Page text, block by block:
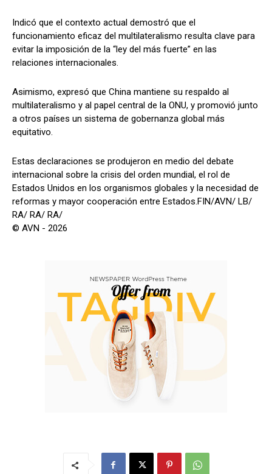
Indicó que el contexto actual demostró que el
funcionamiento eficaz del multilateralismo resulta clave para
evitar la imposición de la “ley del más fuerte” en las
relaciones internacionales.
Asimismo, expresó que China mantiene su respaldo al
multilateralismo y al papel central de la ONU, y promovió junto
a otros países un sistema de gobernanza global más
equitativo.
Estas declaraciones se produjeron en medio del debate
internacional sobre la crisis del orden mundial, el rol de
Estados Unidos en los organismos globales y la necesidad de
reformas y mayor cooperación entre Estados.FIN/AVN/ LB/
RA/ RA/ RA/
© AVN - 2026